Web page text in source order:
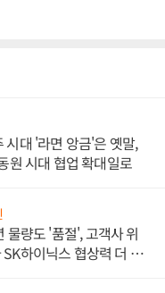
시대 '라면 앙금'은 옛말,
원 시대 협업 확대일로
물량도 '품절', 고객사 위
하이닉스 협상력 더 키